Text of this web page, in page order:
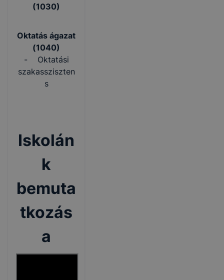
(1030)
Oktatás ágazat
(1040)
- Oktatási
szakassziszten
s
Iskolán
k
bemuta
tkozás
a